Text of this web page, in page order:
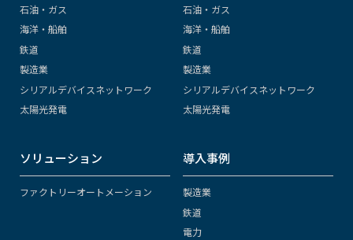
石油・ガス
海洋・船舶
鉄道
製造業
シリアルデバイスネットワーク
太陽光発電
石油・ガス
海洋・船舶
鉄道
製造業
シリアルデバイスネットワーク
太陽光発電
ソリューション
ファクトリーオートメーション
導入事例
製造業
鉄道
電力